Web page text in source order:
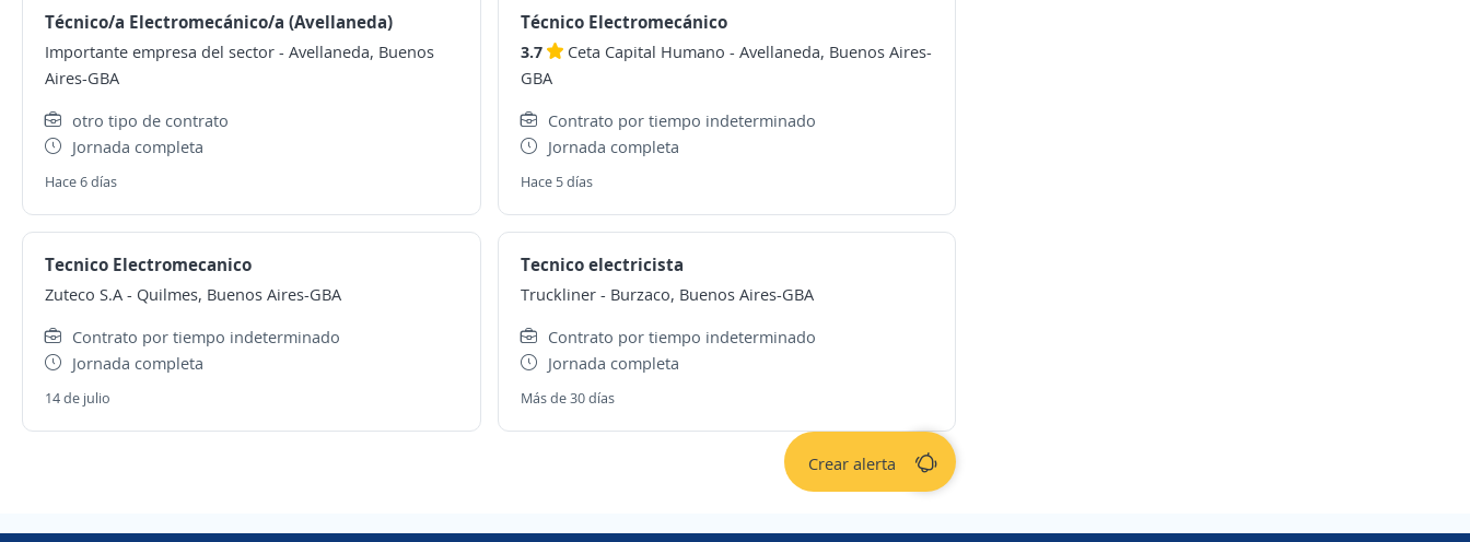
Técnico/a Electromecánico/a (Avellaneda)
Importante empresa del sector - Avellaneda, Buenos
Aires-GBA
otro tipo de contrato
Jornada completa
Hace 6 días
Técnico Electromecánico
3.7 Ceta Capital Humano - Avellaneda, Buenos Aires-
GBA
Contrato por tiempo indeterminado
Jornada completa
Hace 5 días
Tecnico Electromecanico
Zuteco S.A - Quilmes, Buenos Aires-GBA
Contrato por tiempo indeterminado
Jornada completa
14 de julio
Tecnico electricista
Truckliner - Burzaco, Buenos Aires-GBA
Contrato por tiempo indeterminado
Jornada completa
Más de 30 días
Crear alerta